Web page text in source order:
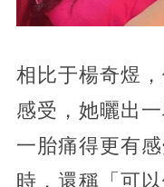
相比于楊奇煜
感受，她曬出
一胎痛得更有
時，還稱「可